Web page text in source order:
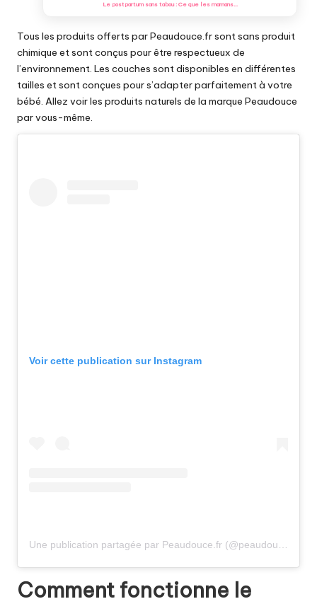
Le postpartum sans tabou : Ce que les mamans…
Tous les produits offerts par Peaudouce.fr sont sans produit
chimique et sont conçus pour être respectueux de
l’environnement. Les couches sont disponibles en différentes
tailles et sont conçues pour s’adapter parfaitement à votre
bébé. Allez voir les produits naturels de la marque Peaudouce
par vous-même.
Voir cette publication sur Instagram
Comment fonctionne le